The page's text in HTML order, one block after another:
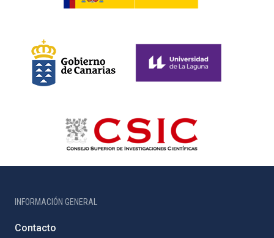
INFORMACIÓN GENERAL
Contacto